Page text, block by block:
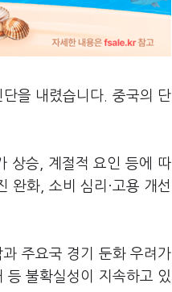
을 내렸습니다. 중국의 단
상승, 계절적 요인 등에 따
완화, 소비 심리·고용 개선
주요국 경기 둔화 우려가
불확실성이 지속하고 있